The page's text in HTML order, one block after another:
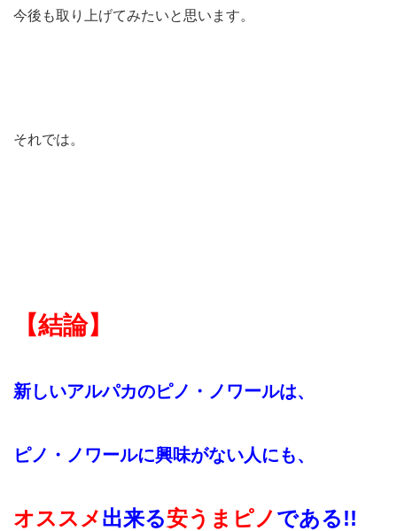
今後も取り上げてみたいと思います。
それでは。
【結論】
新しいアルパカのピノ・ノワールは、
ピノ・ノワールに興味がない人にも、
オススメ出来る安うまピノである!!